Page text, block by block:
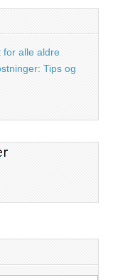
for alle aldre
Tips og